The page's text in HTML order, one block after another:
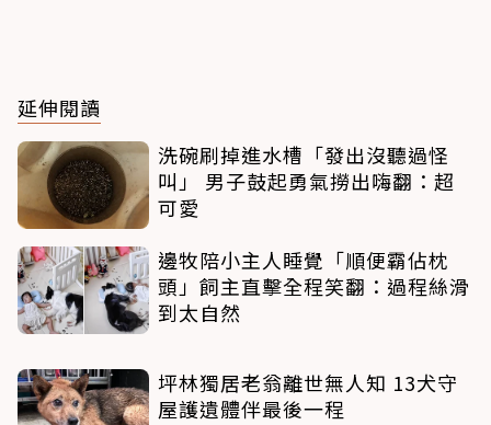
延伸閱讀
洗碗刷掉進水槽「發出沒聽過怪
叫」 男子鼓起勇氣撈出嗨翻：超
可愛
邊牧陪小主人睡覺「順便霸佔枕
頭」飼主直擊全程笑翻：過程絲滑
到太自然
坪林獨居老翁離世無人知 13犬守
屋護遺體伴最後一程